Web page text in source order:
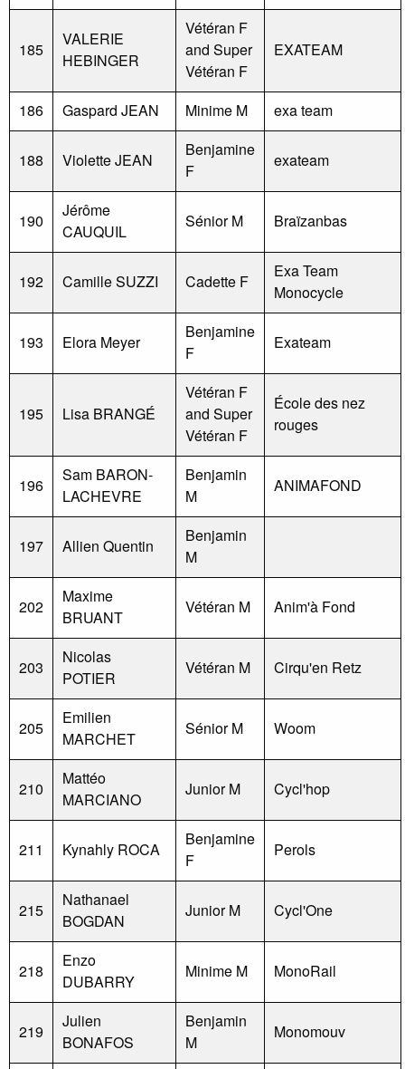
185
VALERIE
HEBINGER
Vétéran F
and Super
Vétéran F
EXATEAM
186 Gaspard JEAN Minime M exa team
188 Violette JEAN
Benjamine
F
exateam
190
Jérôme
CAUQUIL
Sénior M Braïzanbas
192 Camille SUZZI Cadette F
Exa Team
Monocycle
193 Elora Meyer
Benjamine
F
Exateam
195 Lisa BRANGÉ
Vétéran F
and Super
Vétéran F
École des nez
rouges
196
Sam BARON-
LACHEVRE
Benjamin
M
ANIMAFOND
197 Allien Quentin
Benjamin
M
202
Maxime
BRUANT
Vétéran M Anim'à Fond
203
Nicolas
POTIER
Vétéran M Cirqu'en Retz
205
Emilien
MARCHET
Sénior M Woom
210
Mattéo
MARCIANO
Junior M Cycl'hop
211 Kynahly ROCA
Benjamine
F
Perols
215
Nathanael
BOGDAN
Junior M Cycl'One
218
Enzo
DUBARRY
Minime M MonoRail
219
Julien
BONAFOS
Benjamin
M
Monomouv